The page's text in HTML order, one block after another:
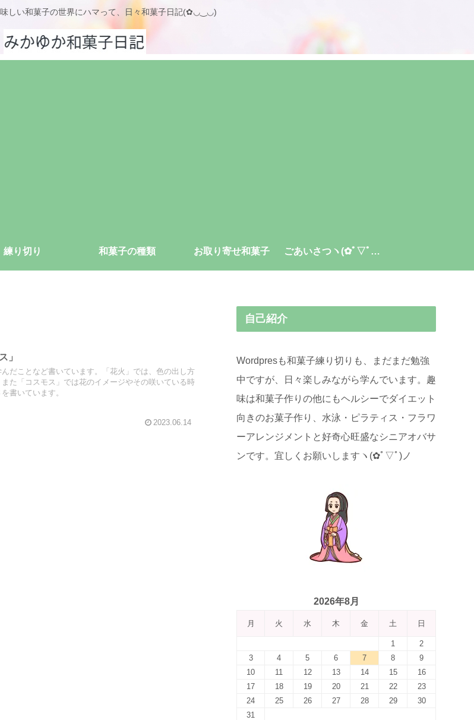
しい和菓子の世界にハマって、日々和菓子日記(✿◡‿◡)
練り切り 和菓子の種類 お取り寄せ和菓子 ごあいさつヽ(✿ﾟ▽ﾟ）・プロフィール
」
だことなど書いています。「花火」では、色の出し方
た「コスモス」では花のイメージやその咲いている時
書いています。
2023.06.14
自己紹介
Wordpresも和菓子練り切りも、まだまだ勉強
中ですが、日々楽しみながら学んでいます。趣
味は和菓子作りの他にもヘルシーでダイエット
向きのお菓子作り、水泳・ピラティス・フラワ
ーアレンジメントと好奇心旺盛なシニアオバサ
ンです。宜しくお願いしますヽ(✿ﾟ▽ﾟ)ノ
2026年8月
月 火 水 木 金 土 日
1
2
3
4 5 6 7 8
9
10
11 12 13 14 15
16
17
18 19 20 21 22
23
24
25 26 27 28 29
30
31